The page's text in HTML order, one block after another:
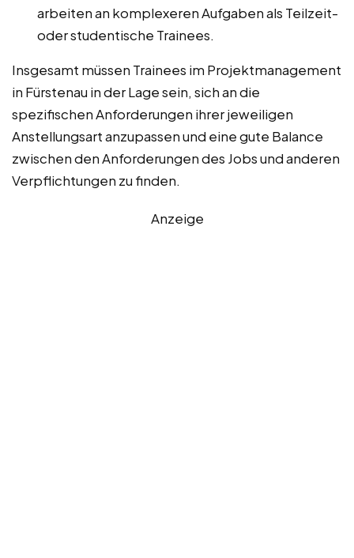
arbeiten an komplexeren Aufgaben als Teilzeit-
oder studentische Trainees.
Insgesamt müssen Trainees im Projektmanagement
in Fürstenau in der Lage sein, sich an die
spezifischen Anforderungen ihrer jeweiligen
Anstellungsart anzupassen und eine gute Balance
zwischen den Anforderungen des Jobs und anderen
Verpflichtungen zu finden.
Anzeige